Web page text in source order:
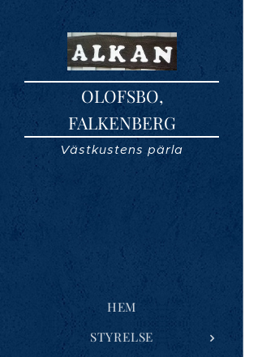
OLOFSBO,
FALKENBERG
Västkustens pärla
HEM
STYRELSE